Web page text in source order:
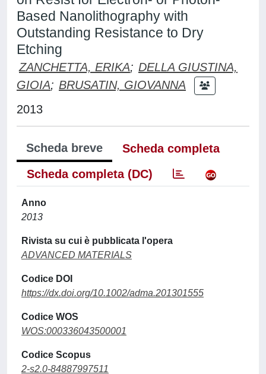
Based Nanolithography with
Outstanding Resistance to Dry
Etching
ZANCHETTA, ERIKA; DELLA GIUSTINA,
GIOIA; BRUSATIN, GIOVANNA
2013
Scheda breve
Scheda completa
Scheda completa (DC)
Anno
2013
Rivista su cui è pubblicata l'opera
ADVANCED MATERIALS
Codice DOI
https://dx.doi.org/10.1002/adma.201301555
Codice WOS
WOS:000336043500001
Codice Scopus
2-s2.0-84887997511